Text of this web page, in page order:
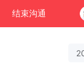
结束沟通